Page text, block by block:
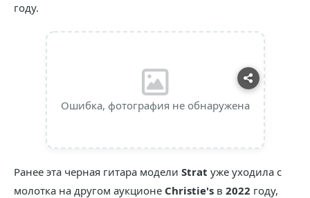
году.
Ошибка, фотография не обнаружена
Ранее эта черная гитара модели Strat уже уходила с
молотка на другом аукционе Christie's в 2022 году,